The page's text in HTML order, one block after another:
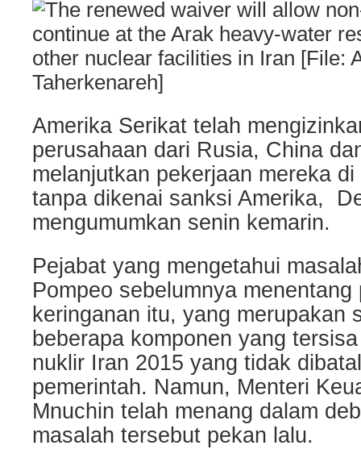
Amerika Serikat telah
perusahaan dari Rusia, China
melanjutkan pekerjaan mereka
tanpa dikenai sanksi Amerika,
mengumumkan senin kemarin.
Pejabat yang mengetahui
Pompeo sebelumnya menentang
keringanan itu, yang merupakan
beberapa komponen yang
nuklir Iran 2015 yang tidak
pemerintah. Namun, Menteri
Mnuchin telah menang dalam
masalah tersebut pekan lalu.